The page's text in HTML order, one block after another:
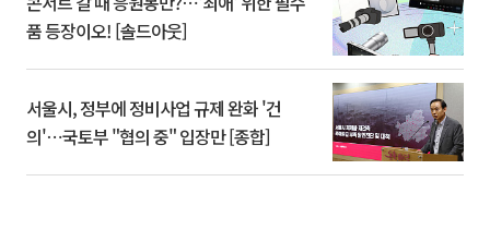
품 등장이오! [솔드아웃]
서울시, 정부에 정비사업 규제 완화 '건
의'⋯국토부 "협의 중" 입장만 [종합]